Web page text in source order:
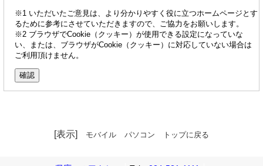
※1 いただいたご意見は、より分かりやすく役に立つホームページとす
るために参考にさせていただきますので、ご協力をお願いします。
※2 ブラウザでCookie（クッキー）が使用できる設定になっていな
い、または、ブラウザがCookie（クッキー）に対応していない場合は
ご利用頂けません。
[表示] モバイル パソコン トップに戻る